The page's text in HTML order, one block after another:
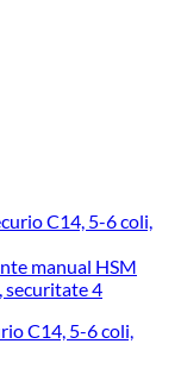
C14, 5-6 coli,